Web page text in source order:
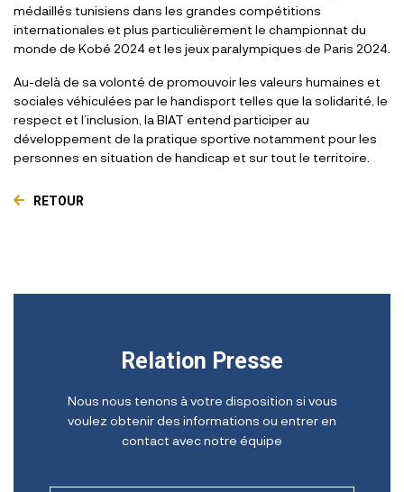
médaillés tunisiens dans les grandes compétitions
internationales et plus particulièrement le championnat du
monde de Kobé 2024 et les jeux paralympiques de Paris 2024.
Au-delà de sa volonté de promouvoir les valeurs humaines et
sociales véhiculées par le handisport telles que la solidarité, le
respect et l’inclusion, la BIAT entend participer au
développement de la pratique sportive notamment pour les
personnes en situation de handicap et sur tout le territoire.
RETOUR
Relation Presse
Nous nous tenons à votre disposition si vous
voulez obtenir des informations ou entrer en
contact avec notre équipe